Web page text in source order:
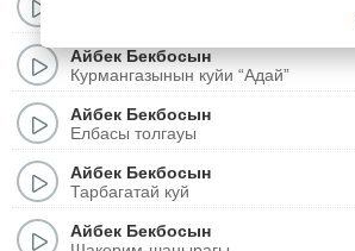
Айбек Бекбосын
Курмангазынын куйи “Адай”
Айбек Бекбосын
Елбасы толгауы
Айбек Бекбосын
Тарбагатай куй
Айбек Бекбосын